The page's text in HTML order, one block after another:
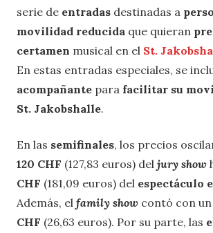
serie de entradas destinadas a
movilidad reducida que quieran
certamen musical en el St.
En estas entradas especiales, se
acompañante para facilitar su
St. Jakobshalle.
En las semifinales, los precios
120 CHF (127,83 euros) del jury show
CHF (181,09 euros) del espectáculo
Además, el family show contó con
CHF (26,63 euros). Por su parte, las